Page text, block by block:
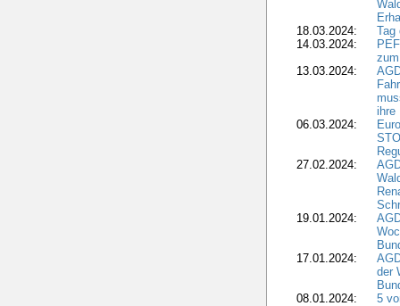
18.03.2024:
Tag
14.03.2024:
13.03.2024:
ihre
06.03.2024:
27.02.2024:
19.01.2024:
17.01.2024:
der
08.01.2024:
5